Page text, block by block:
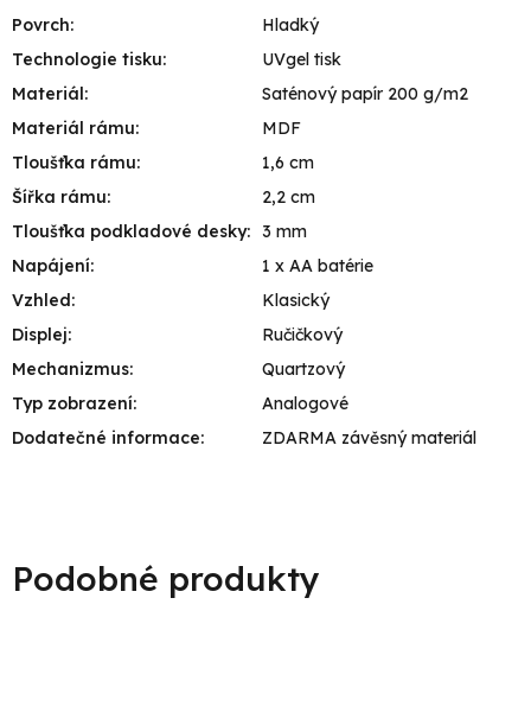
Povrch:
Hladký
Technologie tisku:
UVgel tisk
Materiál:
Saténový papír 200 g/m2
Materiál rámu:
MDF
Tloušťka rámu:
1,6 cm
Šířka rámu:
2,2 cm
Tloušťka podkladové desky: 3 mm
Napájení:
1 x AA batérie
Vzhled:
Klasický
Displej:
Ručičkový
Mechanizmus:
Quartzový
Typ zobrazení:
Analogové
Dodatečné informace: ZDARMA závěsný materiál